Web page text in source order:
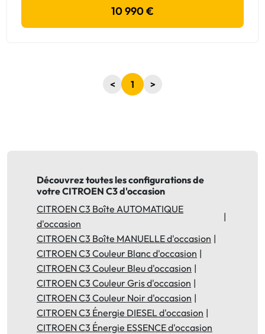
10 990 €
< 1 >
Découvrez toutes les configurations de
votre CITROEN C3 d'occasion
CITROEN C3 Boîte AUTOMATIQUE
d'occasion
CITROEN C3 Boîte MANUELLE d'occasion
CITROEN C3 Couleur Blanc d'occasion
CITROEN C3 Couleur Bleu d'occasion
CITROEN C3 Couleur Gris d'occasion
CITROEN C3 Couleur Noir d'occasion
CITROEN C3 Énergie DIESEL d'occasion
CITROEN C3 Énergie ESSENCE d'occasion